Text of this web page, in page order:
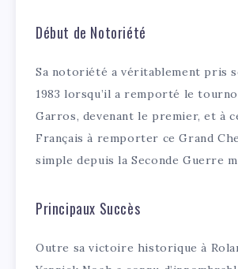
Début de Notoriété
Sa notoriété a véritablement pris
1983 lorsqu’il a remporté le
Garros, devenant le premier, et à
Français à remporter ce Grand
simple depuis la Seconde Guerre
Principaux Succès
Outre sa victoire historique à